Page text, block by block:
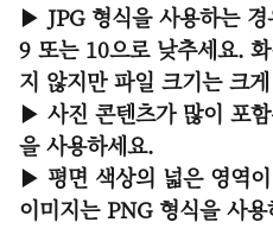
▶ JPG 형식을 사용하는
9 또는 10으로 낮추세요.
지 않지만 파일 크기는 크
▶ 사진 콘텐츠가 많이 포
을 사용하세요.
▶ 평면 색상의 넓은 영역
이미지는 PNG 형식을 사용